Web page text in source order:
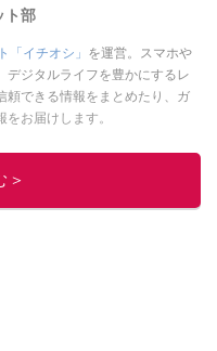
ト部
「イチオシ」 を運営。スマホや
デジタルライフを豊かにするレ
頼できる情報をまとめたり、ガ
お届けします。
オシストの他の記事を読む
＞